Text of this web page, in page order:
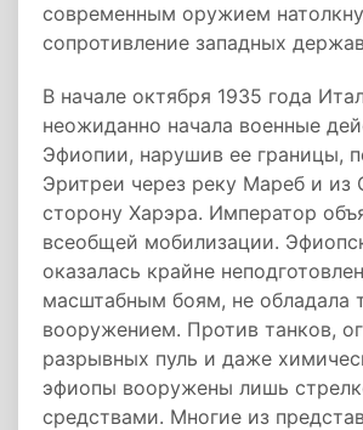
современным оружием
сопротивление западных
В начале октября 1935 года
неожиданно начала военные
Эфиопии, нарушив ее границы,
Эритреи через реку Мареб и из
сторону Харэра. Император
всеобщей мобилизации.
оказалась крайне
масштабным боям, не обладала
вооружением. Против танков,
разрывных пуль и даже
эфиопы вооружены лишь
средствами. Многие из